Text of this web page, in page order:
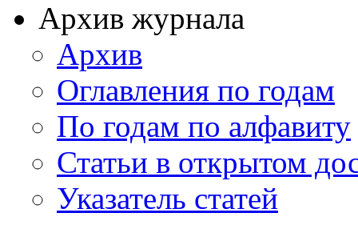
Архив журнала
Архив
Оглавления по годам
По годам по алфавиту
Статьи в открытом
Указатель статей